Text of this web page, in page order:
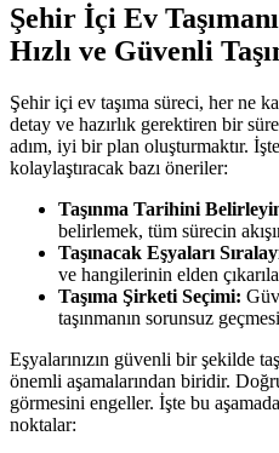
Şehir İçi Ev
Hızlı ve Güvenli
Şehir içi ev taşıma süreci, her ne
detay ve hazırlık gerektiren bir
adım, iyi bir plan oluşturmaktır.
kolaylaştıracak bazı öneriler:
Taşınma Tarihini
belirlemek, tüm sürecin
Taşınacak Eşyaları
ve hangilerinin elden
Taşıma Şirketi Seçimi:
taşınmanın sorunsuz
Eşyalarınızın güvenli bir şekilde
önemli aşamalarından biridir.
görmesini engeller. İşte bu
noktalar: